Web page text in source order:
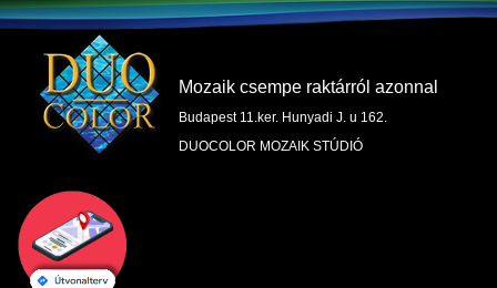
Mozaik csempe raktárról azonnal
Budapest 11.ker. Hunyadi J. u 162.
DUOCOLOR MOZAIK STÚDIÓ